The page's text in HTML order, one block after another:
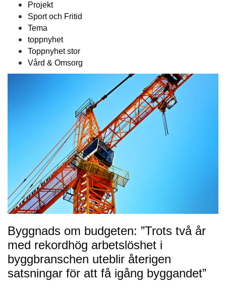
Projekt
Sport och Fritid
Tema
toppnyhet
Toppnyhet stor
Vård & Omsorg
Byggnads om budgeten: ”Trots två år
med rekordhög arbetslöshet i
byggbranschen uteblir återigen
satsningar för att få igång byggandet”